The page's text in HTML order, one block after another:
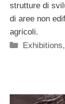
strutture di
di aree non
agricoli.
Categorie
Exhibitions,